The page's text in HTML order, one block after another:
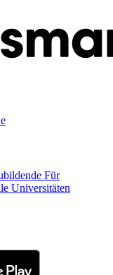
Für
Universitäten